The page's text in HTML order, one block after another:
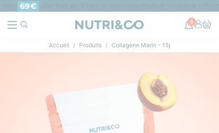
69€ d’achat en France métropolitaine
3
Accueil Produits Collagène Marin - 15j